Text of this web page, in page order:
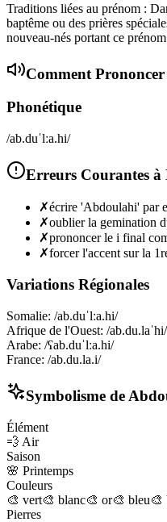
Traditions liées au prénom :
baptême ou des prières
nouveau-nés portant ce
Comment Prononcer
Phonétique
/ab.duˈlːa.hi/
Erreurs Courantes à
✗écrire 'Abdoulahi' par
✗oublier la gemination
✗prononcer le i final
✗forcer l'accent sur la
Variations Régionales
Somalie: /ab.duˈlːa.hi/
Afrique de l'Ouest: /ab.du.laˈhi/
Arabe: /ʕab.duˈlːa.hi/
France: /ab.du.la.i/
Symbolisme de
Élément
💨 Air
Saison
🌸 Printemps
Couleurs
🎨 vert🎨 blanc🎨 or🎨 bleu🎨
Pierres